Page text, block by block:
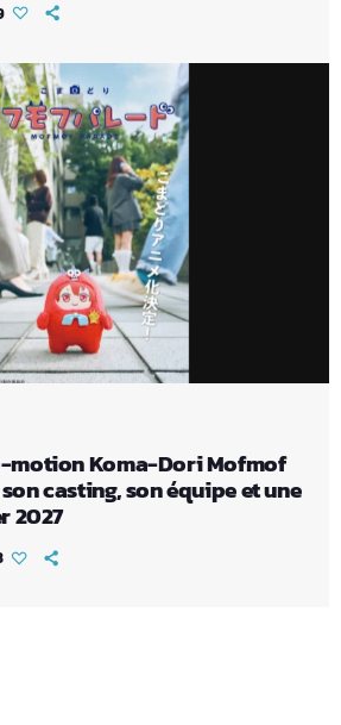
motion Koma-Dori Mofmof
casting, son équipe et une
2027